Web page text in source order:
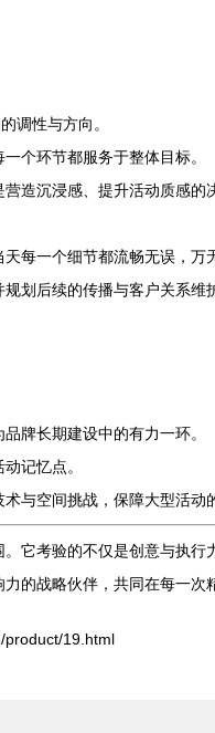
调性与方向。
个环节都服务于整体目标。
造沉浸感、提升活动质感的
每一个细节都流畅无误，万
划后续的传播与客户关系维
牌长期建设中的有力一环。
记忆点。
与空间挑战，保障大型活动
它考验的不仅是创意与执
的战略伙伴，共同在每一次
product/19.html